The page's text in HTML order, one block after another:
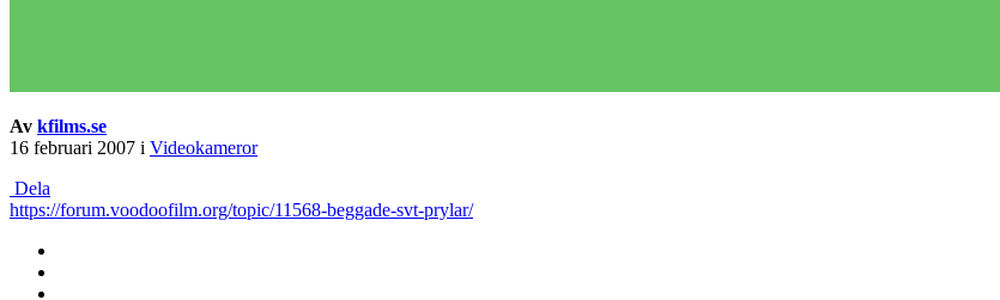
Av kfilms.se
16 februari 2007 i Videokameror
Dela
https://forum.voodoofilm.org/topic/11568-beggade-svt-prylar/